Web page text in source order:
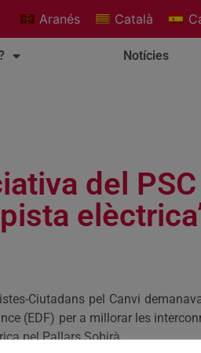
Aranés Català
Notícies
del
Ciutadans pel Canvi
(EDF) per a millorar les
pel Pallars Sobirà.